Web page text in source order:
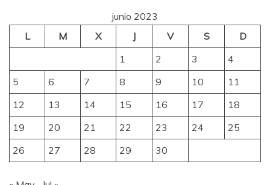
junio 2023
L
M X J V S
D
1
2 3
4
5
6 7 8 9 10
11
12
13 14 15 16 17
18
19
20 21 22 23 24
25
26
27 28 29 30